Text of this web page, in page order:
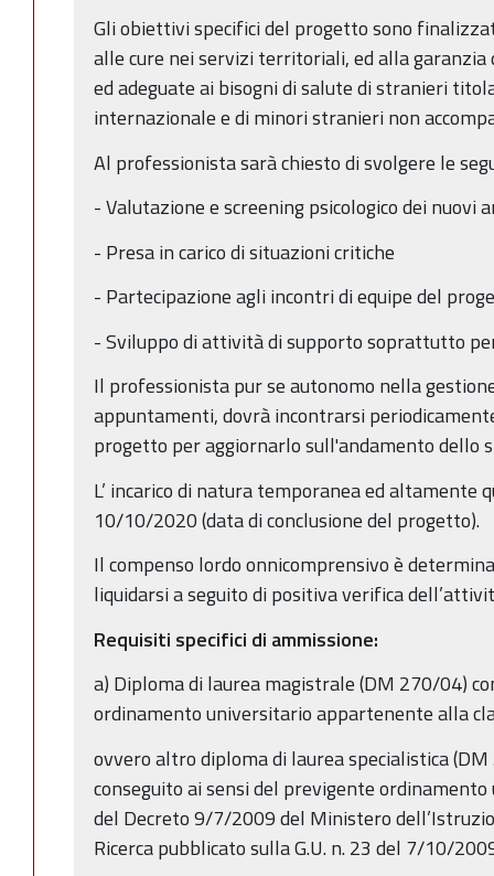
Gli obiettivi specifici del progetto sono
alle cure nei servizi territoriali, ed alla
ed adeguate ai bisogni di salute di stranieri
internazionale e di minori stranieri non
Al professionista sarà chiesto di svolgere le
- Valutazione e screening psicologico dei nuovi
- Presa in carico di situazioni critiche
- Partecipazione agli incontri di equipe del
- Sviluppo di attività di supporto soprattutto
Il professionista pur se autonomo nella
appuntamenti, dovrà incontrarsi
progetto per aggiornarlo sull'andamento dello
L’ incarico di natura temporanea ed altamente
10/10/2020 (data di conclusione del progetto).
Il compenso lordo onnicomprensivo è
liquidarsi a seguito di positiva verifica
Requisiti specifici di ammissione:
a) Diploma di laurea magistrale (DM 270/04)
ordinamento universitario appartenente alla
ovvero altro diploma di laurea specialistica
conseguito ai sensi del previgente
del Decreto 9/7/2009 del Ministero
Ricerca pubblicato sulla G.U. n. 23 del 7/10/